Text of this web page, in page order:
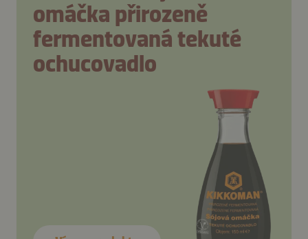
omáčka přirozeně
fermentovaná tekuté
ochucovadlo